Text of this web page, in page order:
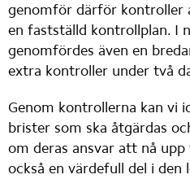
genomför därför kontroller
en fastställd kontrollplan. I
genomfördes även en
extra kontroller under två
Genom kontrollerna kan vi
brister som ska åtgärdas
om deras ansvar att nå
också en värdefull del i den